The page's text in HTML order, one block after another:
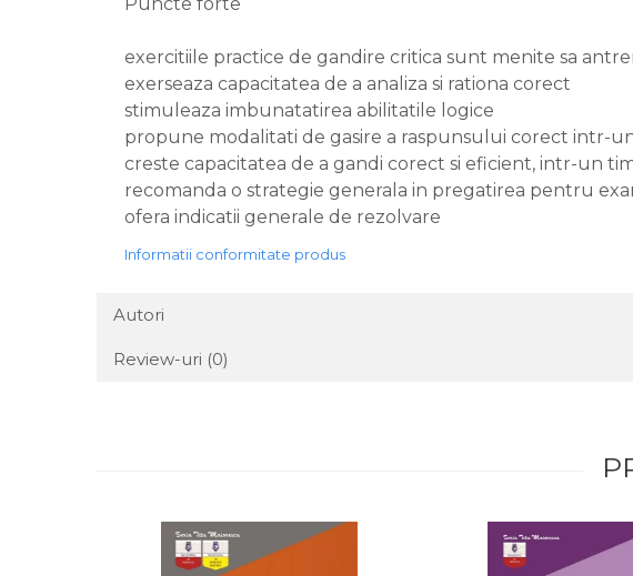
exercitiile practice de gandire critica sunt menite sa
exerseaza capacitatea de a analiza si rationa corect
stimuleaza imbunatatirea abilitatile logice
propune modalitati de gasire a raspunsului corect intr-
creste capacitatea de a gandi corect si eficient, intr-un
recomanda o strategie generala in pregatirea pentru
ofera indicatii generale de rezolvare
Informatii conformitate produs
Autori
Review-uri (0)